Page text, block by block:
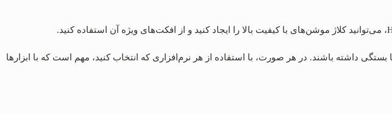
داشته باشند. در هر صورت، با استفاده از هر نرم‌افزاری که انتخاب کنید، مهم است که با ابزارها